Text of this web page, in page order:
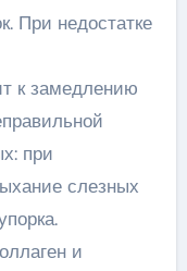
При недостатке
к замедлению
при
слезных
и